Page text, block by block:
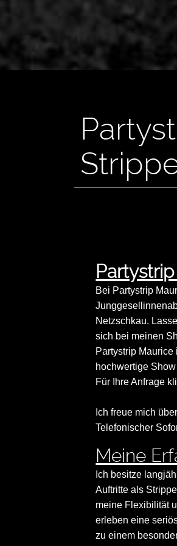
Bei Partystrip
Netzschkau.
sich bei meinen
Partystrip
hochwertige
Für Ihre Anfrage
Ich freue mich
Telefonischer
Meine
Ich besitze
Auftritte als
meine Flexibilität
erleben eine
zu einem